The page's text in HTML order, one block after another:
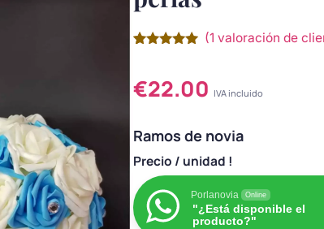
5 en base
avaloración
(1 valoración de
€22.00 IVA incluido
Ramos de novia
Precio / unidad !
Porlanovia Online
"¿Está disponible el
producto?"